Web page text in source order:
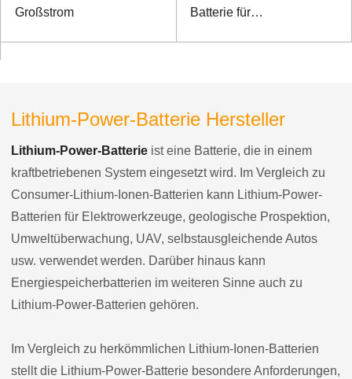
Großstrom
Batterie für
Lithium-Power-Batterie Hersteller
Lithium-Power-Batterie ist eine Batterie, die in einem
kraftbetriebenen System eingesetzt wird. Im Vergleich zu
Consumer-Lithium-Ionen-Batterien kann Lithium-Power-
Batterien für Elektrowerkzeuge, geologische Prospektion,
Umweltüberwachung, UAV, selbstausgleichende Autos
usw. verwendet werden. Darüber hinaus kann
Energiespeicherbatterien im weiteren Sinne auch zu
Lithium-Power-Batterien gehören.
Im Vergleich zu herkömmlichen Lithium-Ionen-Batterien
stellt die Lithium-Power-Batterie besondere Anforderungen,